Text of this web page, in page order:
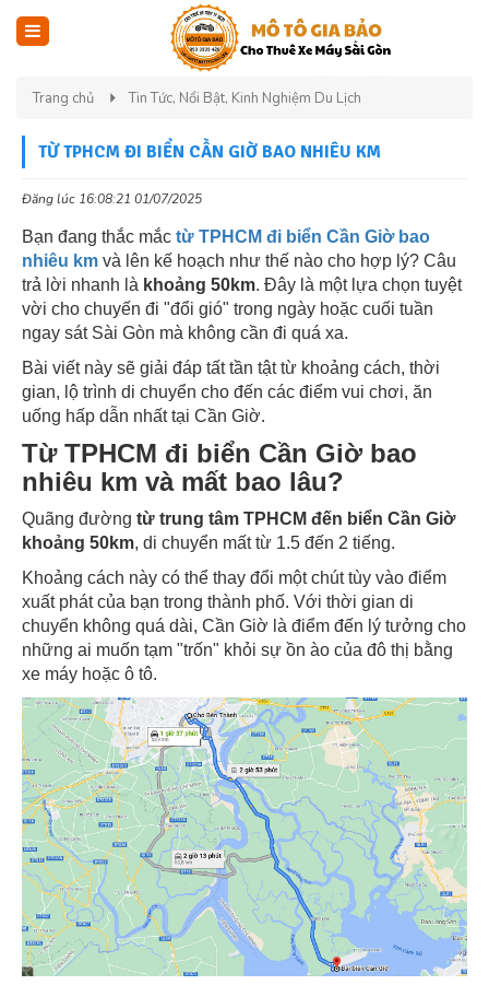
Trang chủ Tin Tức, Nổi Bật, Kinh Nghiệm Du Lịch
TỪ TPHCM ĐI BIỂN CẦN GIỜ BAO NHIÊU KM
Đăng lúc 16:08:21 01/07/2025
Bạn đang thắc mắc từ TPHCM đi biển Cần Giờ bao
nhiêu km và lên kế hoạch như thế nào cho hợp lý? Câu
trả lời nhanh là khoảng 50km. Đây là một lựa chọn tuyệt
vời cho chuyến đi "đổi gió" trong ngày hoặc cuối tuần
ngay sát Sài Gòn mà không cần đi quá xa.
Bài viết này sẽ giải đáp tất tần tật từ khoảng cách, thời
gian, lộ trình di chuyển cho đến các điểm vui chơi, ăn
uống hấp dẫn nhất tại Cần Giờ.
Từ TPHCM đi biển Cần Giờ bao
nhiêu km và mất bao lâu?
Quãng đường từ trung tâm TPHCM đến biển Cần Giờ
khoảng 50km, di chuyển mất từ 1.5 đến 2 tiếng.
Khoảng cách này có thể thay đổi một chút tùy vào điểm
xuất phát của bạn trong thành phố. Với thời gian di
chuyển không quá dài, Cần Giờ là điểm đến lý tưởng cho
những ai muốn tạm "trốn" khỏi sự ồn ào của đô thị bằng
xe máy hoặc ô tô.